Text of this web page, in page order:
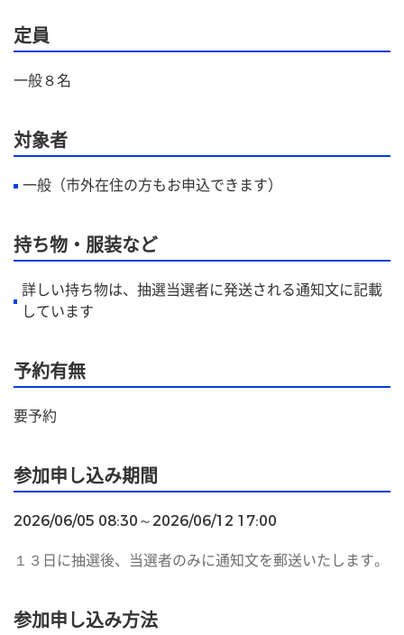
定員
一般８名
対象者
一般（市外在住の方もお申込できます）
持ち物・服装など
詳しい持ち物は、抽選当選者に発送される通知文に記載
しています
予約有無
要予約
参加申し込み期間
2026/06/05 08:30～2026/06/12 17:00
１３日に抽選後、当選者のみに通知文を郵送いたします。
参加申し込み方法